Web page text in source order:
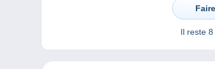
Il reste 8